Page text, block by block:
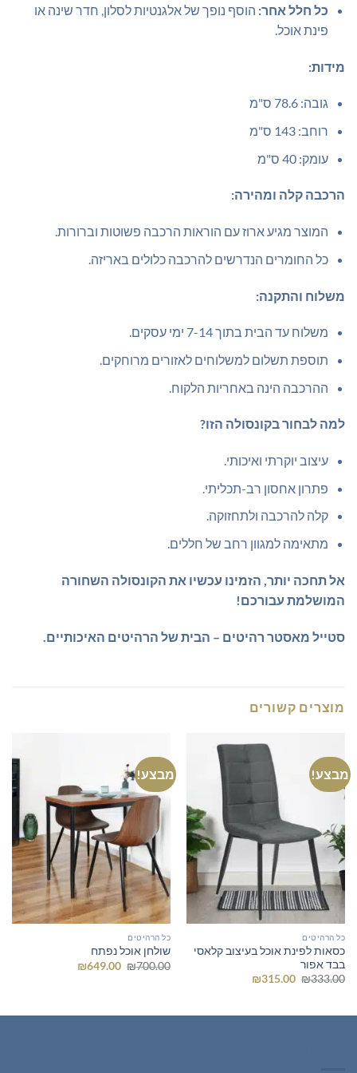
כל חלל אחר: הוסף נופך של אלגנטיות לסלון, חדר שינה או
פינת אוכל.
מידות:
גובה: 78.6 ס"מ
רוחב: 143 ס"מ
עומק: 40 ס"מ
הרכבה קלה ומהירה:
המוצר מגיע ארוז עם הוראות הרכבה פשוטות וברורות.
כל החומרים הנדרשים להרכבה כלולים באריזה.
משלוח והתקנה:
משלוח עד הבית בתוך 7-14 ימי עסקים.
תוספת תשלום למשלוחים לאזורים מרוחקים.
ההרכבה הינה באחריות הלקוח.
למה לבחור בקונסולה הזו?
עיצוב יוקרתי ואיכותי.
פתרון אחסון רב-תכליתי.
קלה להרכבה ולתחזוקה.
מתאימה למגוון רחב של חללים.
אל תחכה יותר, הזמינו עכשיו את הקונסולה השחורה
המושלמת עבורכם!
סטייל מאסטר רהיטים – הבית של הרהיטים האיכותיים.
מוצרים קשורים
מבצע!
כל הרהיטים
כסאות לפינת אוכל בעיצוב קלאסי
בבד אפור
₪333.00
המחיר ₪315.00
המחיר
מבצע!
כל הרהיטים
שולחן אוכל נפתח
₪700.00
המחיר ₪649.00
המחיר